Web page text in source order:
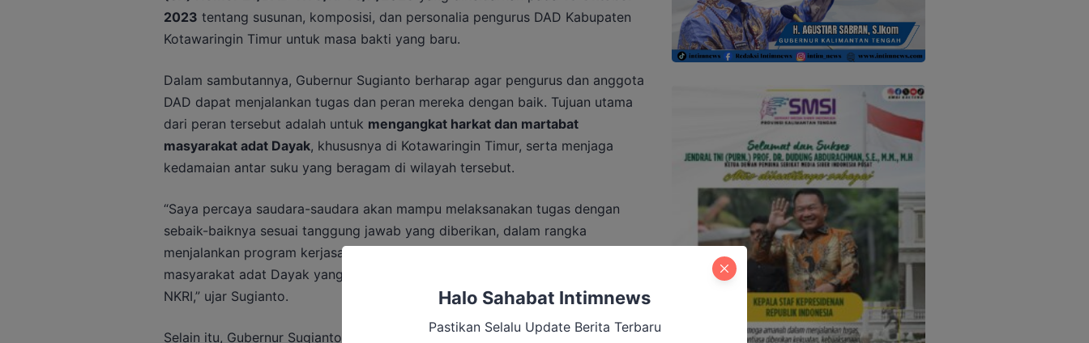
2023 tentang susunan, komposisi, dan personalia pengurus DAD Kabupaten
Kotawaringin Timur untuk masa bakti yang baru.
Dalam sambutannya, Gubernur Sugianto berharap agar pengurus dan anggota
DAD dapat menjalankan tugas dan peran mereka dengan baik. Tujuan utama
dari peran tersebut adalah untuk mengangkat harkat dan martabat
masyarakat adat Dayak, khususnya di Kotawaringin Timur, serta menjaga
kedamaian antar suku yang beragam di wilayah tersebut.
“Saya percaya saudara-saudara akan mampu melaksanakan tugas dengan
sebaik-baiknya sesuai tanggung jawab yang diberikan, dalam rangka
menjalankan program kerjasama untuk mengangkat harkat dan martabat
masyarakat adat Dayak yang merupakan bagian yang tidak terpisahkan dari
NKRI,” ujar Sugianto.
Selain itu, Gubernur Sugianto juga berpesan kepada seluruh pengurus dan
Halo Sahabat Intimnews
Pastikan Selalu Update Berita Terbaru